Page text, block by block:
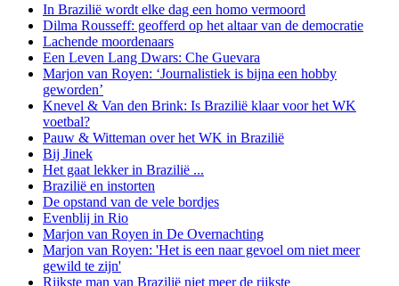
In Brazilië wordt elke dag een homo vermoord
Dilma Rousseff: geofferd op het altaar van de democratie
Lachende moordenaars
Een Leven Lang Dwars: Che Guevara
Marjon van Royen: ‘Journalistiek is bijna een hobby
geworden’
Knevel & Van den Brink: Is Brazilië klaar voor het WK
voetbal?
Pauw & Witteman over het WK in Brazilië
Bij Jinek
Het gaat lekker in Brazilië ...
Brazilië en instorten
De opstand van de vele bordjes
Evenblij in Rio
Marjon van Royen in De Overnachting
Marjon van Royen: 'Het is een naar gevoel om niet meer
gewild te zijn'
Rijkste man van Brazilië niet meer de rijkste